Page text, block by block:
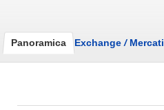
Panoramica Exchange /Mercati